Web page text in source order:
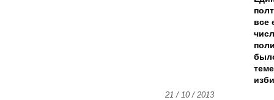
все
21 / 10 / 2013